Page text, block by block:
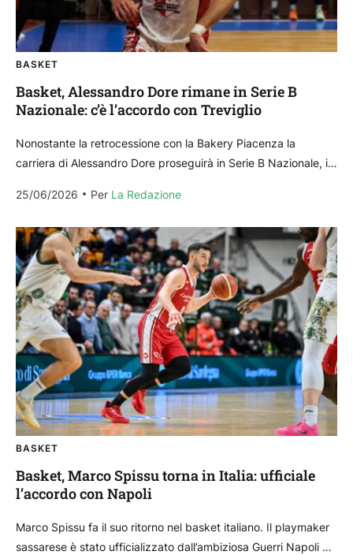
BASKET
Basket, Alessandro Dore rimane in Serie B
Nazionale: c’è l’accordo con Treviglio
Nonostante la retrocessione con la Bakery Piacenza la
carriera di Alessandro Dore proseguirà in Serie B Nazionale, il
25/06/2026
Per La Redazione
BASKET
Basket, Marco Spissu torna in Italia: ufficiale
l’accordo con Napoli
Marco Spissu fa il suo ritorno nel basket italiano. Il playmaker
sassarese è stato ufficializzato dall’ambiziosa Guerri Napoli di